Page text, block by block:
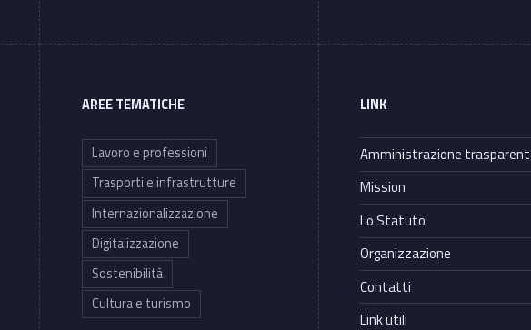
AREE TEMATICHE
Lavoro e professioni
Trasporti e infrastrutture
Internazionalizzazione
Digitalizzazione
Sostenibilità
Cultura e turismo
LINK
Amministrazione
Mission
Lo Statuto
Organizzazione
Contatti
Link utili